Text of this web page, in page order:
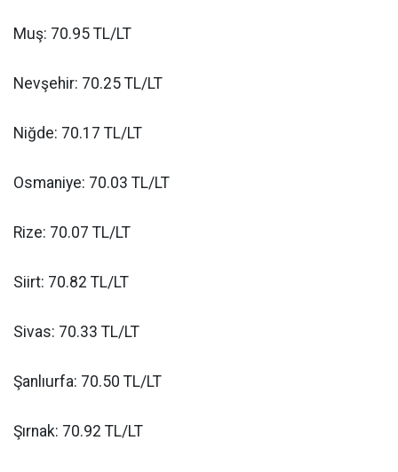
Muş: 70.95 TL/LT
Nevşehir: 70.25 TL/LT
Niğde: 70.17 TL/LT
Osmaniye: 70.03 TL/LT
Rize: 70.07 TL/LT
Siirt: 70.82 TL/LT
Sivas: 70.33 TL/LT
Şanlıurfa: 70.50 TL/LT
Şırnak: 70.92 TL/LT